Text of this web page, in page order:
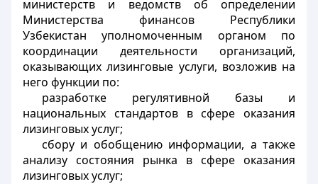
министерств и ведомств об определении
Министерства финансов Республики
Узбекистан уполномоченным органом по
координации деятельности организаций,
оказывающих лизинговые услуги, возложив на
него функции по:
разработке регулятивной базы и
национальных стандартов в сфере оказания
лизинговых услуг;
сбору и обобщению информации, а также
анализу состояния рынка в сфере оказания
лизинговых услуг;